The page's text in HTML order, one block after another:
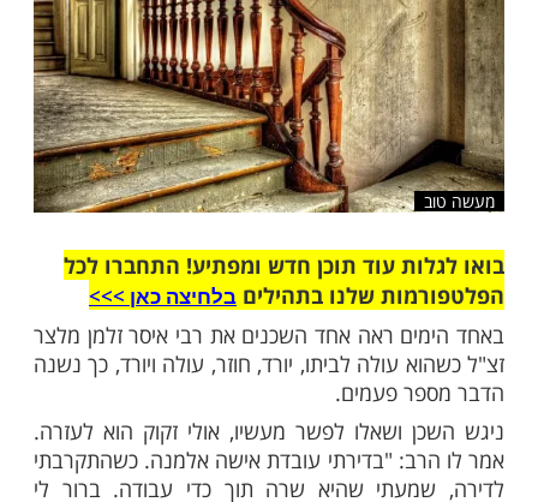
עוד תוכן חדש ומפתיע! התחברו לכל